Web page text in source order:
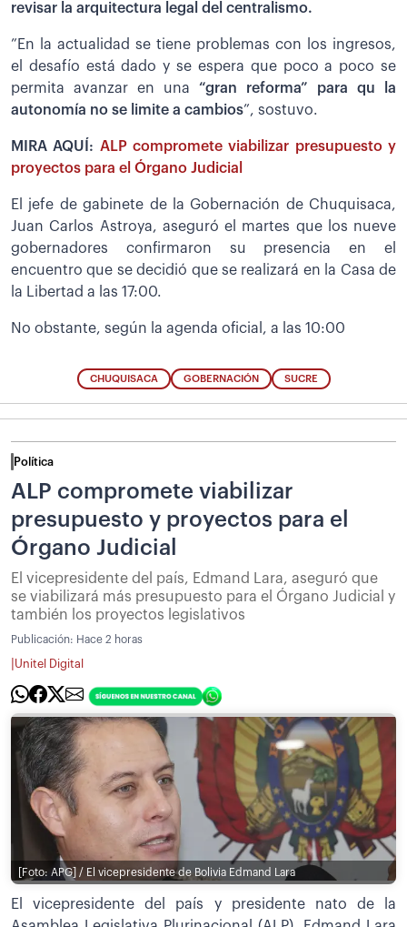
revisar la arquitectura legal del centralismo.
”En la actualidad se tiene problemas con los ingresos,
el desafío está dado y se espera que poco a poco se
permita avanzar en una “gran reforma” para qu la
autonomía no se limite a cambios”, sostuvo.
MIRA AQUÍ: ALP compromete viabilizar presupuesto y
proyectos para el Órgano Judicial
El jefe de gabinete de la Gobernación de Chuquisaca,
Juan Carlos Astroya, aseguró el martes que los nueve
gobernadores confirmaron su presencia en el
encuentro que se decidió que se realizará en la Casa de
la Libertad a las 17:00.
No obstante, según la agenda oficial, a las 10:00
CHUQUISACA GOBERNACIÓN SUCRE
Política
ALP compromete viabilizar
presupuesto y proyectos para el
Órgano Judicial
El vicepresidente del país, Edmand Lara, aseguró que
se viabilizará más presupuesto para el Órgano Judicial y
también los proyectos legislativos
Publicación: Hace 2 horas
Unitel Digital
[Foto: APG] / El vicepresidente de Bolivia Edmand Lara
El vicepresidente del país y presidente nato de la